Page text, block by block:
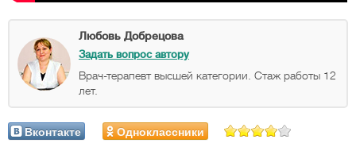
Любовь Добрецова
Задать вопрос автору
Врач-терапевт высшей категории. Стаж работы 12
лет.
Вконтакте Одноклассники